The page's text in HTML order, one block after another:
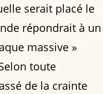
serait placé le
répondrait à un
massive »
toute
de la crainte